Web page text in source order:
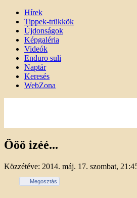
Hírek
Tippek-trükkök
Újdonságok
Képgaléria
Videók
Enduro suli
Naptár
Keresés
WebZona
Ööö izéé...
Közzétéve: 2014. máj. 17. szombat,
Megosztás